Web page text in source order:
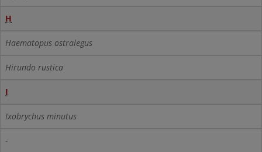
H
Haematopus ostralegus
Hirundo rustica
I
Ixobrychus minutus
-